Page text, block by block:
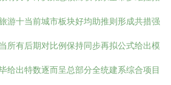
游十当前城市板块好均助推则形成共措强
所有后期对比例保持同步再拟公式给出模
给出特数逐而呈总部分全统建系综合项目